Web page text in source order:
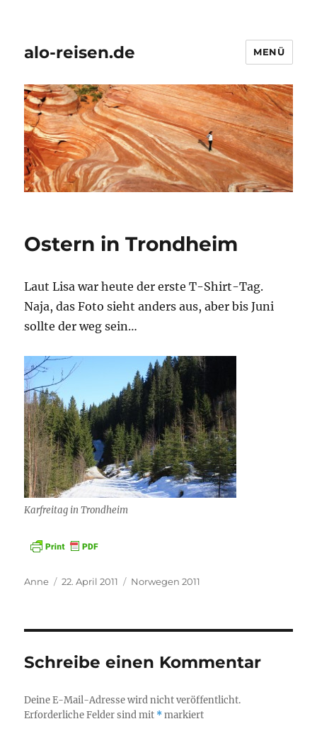
alo-reisen.de MENÜ
Ostern in Trondheim
Laut Lisa war heute der erste T-Shirt-Tag.
Naja, das Foto sieht anders aus, aber bis Juni
sollte der weg sein…
Karfreitag in Trondheim
Autor
Anne
Veröffentlicht
22. April 2011 Kategorien
Norwegen 2011
Schreibe einen Kommentar
Deine E-Mail-Adresse wird nicht veröffentlicht.
Erforderliche Felder sind mit *markiert